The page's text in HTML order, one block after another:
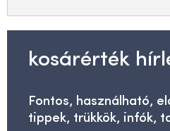
kosárérték
Fontos, használható,
tippek, trükkök, infók,